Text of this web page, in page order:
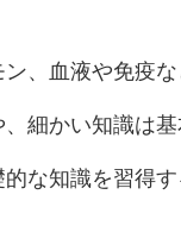
、血液や免疫な
細かい知識は基
な知識を習得